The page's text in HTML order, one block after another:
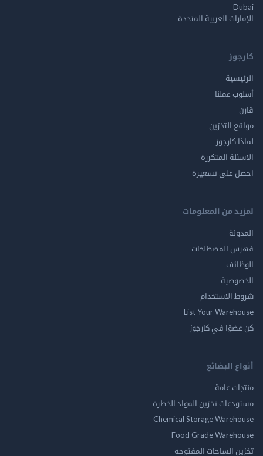
Dubai
الإمارات العربية المتحدة
كارجوز
الرئيسية
أسلوب عملنا
قارن
مواقع التخزين
لماذا كارجوز
الاسئلة المتكررة
احصل على تسعيرة
لمزيد من المعلومات
المدونة
فهرس المصطلحات
الوظائف
الخصوصية
شروط الاستخدام
List Your Warehouse
كن عضوًا في كارجوز
أنواع البضائع
منتجات عامة
مستودعات تخزين المواد الخطرة
Chemical Storage Warehouse
Food Grade Warehouse
تخزين الساحات المفتوحه